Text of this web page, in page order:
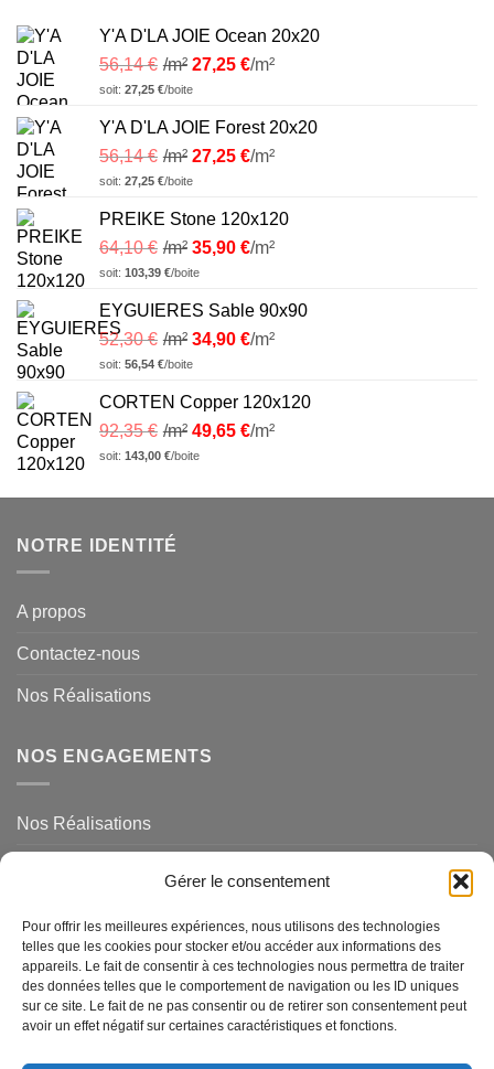
Gérer le consentement
Pour offrir les meilleures expériences, nous utilisons des technologies
telles que les cookies pour stocker et/ou accéder aux informations des
appareils. Le fait de consentir à ces technologies nous permettra de traiter
des données telles que le comportement de navigation ou les ID uniques
sur ce site. Le fait de ne pas consentir ou de retirer son consentement peut
avoir un effet négatif sur certaines caractéristiques et fonctions.
Y'A D'LA JOIE Ocean 20x20
56,14€ /m² 27,25 €/m²
soit: 27,25 €/boite
Y'A D'LA JOIE Forest 20x20
56,14€ /m² 27,25 €/m²
soit: 27,25 €/boite
PREIKE Stone 120x120
64,10€ /m² 35,90 €/m²
soit: 103,39 €/boite
EYGUIERES Sable 90x90
52,30€ /m² 34,90 €/m²
soit: 56,54 €/boite
CORTEN Copper 120x120
92,35€ /m² 49,65 €/m²
soit: 143,00 €/boite
NOTRE IDENTITÉ
A propos
Contactez-nous
Nos Réalisations
NOS ENGAGEMENTS
Nos Réalisations
NOS SERVICES
Magasins de Ravel
Questions Fréquemments Posées